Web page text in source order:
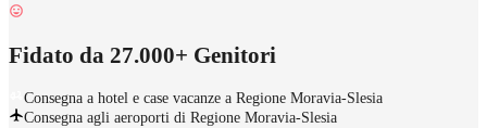
Fidato da 27.000+ Genitori
Consegna a hotel e case vacanze a Regione Moravia-Slesia
Consegna agli aeroporti di Regione Moravia-Slesia